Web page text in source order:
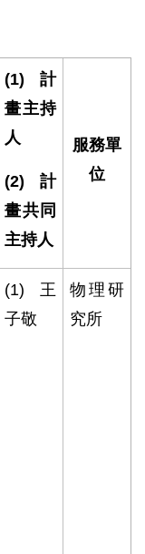
(1) 計
畫主持
人
(2) 計
畫共同
主持人
服務單
位
(1) 王
子敬
物理研
究所